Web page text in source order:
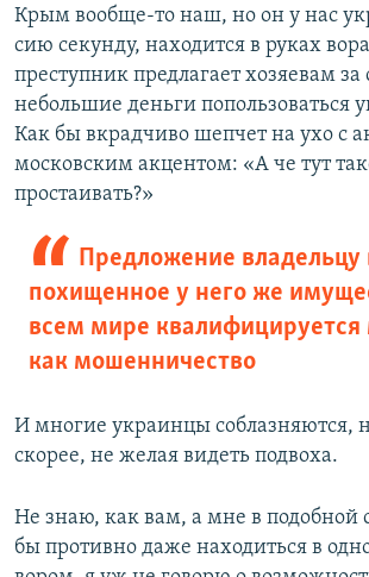
Крым вообще-то наш, но он у нас
сию секунду, находится в руках
преступник предлагает хозяевам за
небольшие деньги попользоваться
Как бы вкрадчиво шепчет на ухо с
московским акцентом: «А че тут
простаивать?»
Предложение владельцу
похищенное у него же
всем мире
как мошенничество
И многие украинцы соблазняются,
скорее, не желая видеть подвоха.
Не знаю, как вам, а мне в подобной
бы противно даже находиться в